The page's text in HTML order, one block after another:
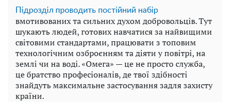
Підрозділ проводить постійний набір
вмотивованих та сильних духом добровольців. Тут
шукають людей, готових навчатися за найвищими
світовими стандартами, працювати з топовим
технологічним озброєнням та діяти у повітрі, на
землі чи на воді. «Омега» — це не просто служба,
це братство професіоналів, де твої здібності
знайдуть максимальне застосування задля захисту
країни.